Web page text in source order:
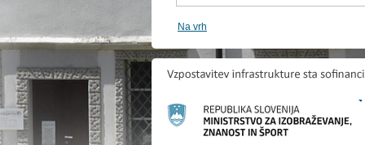
Na vrh